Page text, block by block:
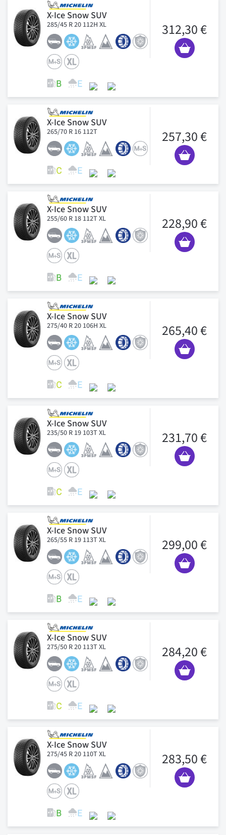
X-Ice Snow SUV
285/45 R 20 112H XL 312,30 €
X-Ice Snow SUV
265/70 R 16 112T 257,30 €
X-Ice Snow SUV
255/60 R 18 112T XL 228,90 €
X-Ice Snow SUV
275/40 R 20 106H XL 265,40 €
X-Ice Snow SUV
235/50 R 19 103T XL 231,70 €
X-Ice Snow SUV
265/55 R 19 113T XL 299,00 €
X-Ice Snow SUV
275/50 R 20 113T XL 284,20 €
X-Ice Snow SUV
275/45 R 20 110T XL 283,50 €